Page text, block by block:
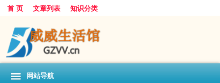
首 页 文章列表 知识分类
网站导航